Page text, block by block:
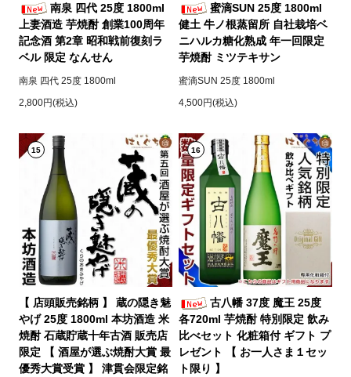
南泉 四代 25度 1800ml
上妻酒造 芋焼酎 創業100周年
記念酒 第2章 昭和戦前復刻ラ
ベル 限定 なんせん
南泉 四代 25度 1800ml
2,800円(税込)
蜜滴SUN 25度 1800ml
健土 牛ノ根蒸留所 自社栽培ベ
ニハルカ糖化熟成 年一回限定
芋焼酎 ミツテキサン
蜜滴SUN 25度 1800ml
4,500円(税込)
15
【 店頭販売銘柄 】 蔵の隠き魅
やげ 25度 1800ml 本坊酒造 米
焼酎 石蔵貯蔵十年古酒 販売店
限定 【 酒屋が選ぶ焼酎大賞 最
優秀大賞受賞 】 津貫会限定銘
16
古八幡 37度 魔王 25度
各720ml 芋焼酎 特別限定 飲み
比べセット 化粧箱付 ギフト プ
レゼント 【 お一人さま１セッ
ト限り 】